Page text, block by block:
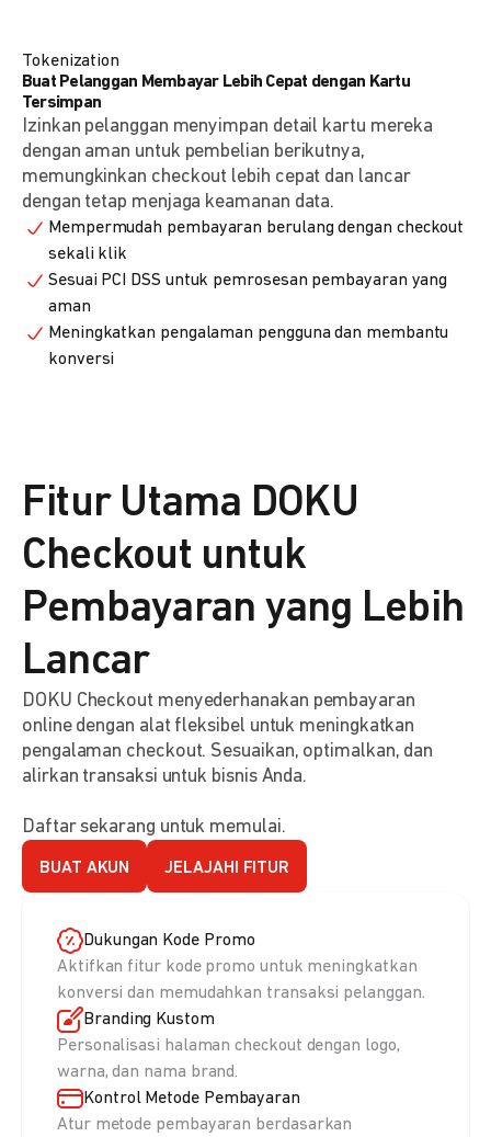
Tokenization
Buat Pelanggan Membayar Lebih Cepat dengan Kartu
Tersimpan
Izinkan pelanggan menyimpan detail kartu mereka
dengan aman untuk pembelian berikutnya,
memungkinkan checkout lebih cepat dan lancar
dengan tetap menjaga keamanan data.
Mempermudah pembayaran berulang dengan checkout
sekali klik
Sesuai PCI DSS untuk pemrosesan pembayaran yang
aman
Meningkatkan pengalaman pengguna dan membantu
konversi
Fitur Utama DOKU
Checkout untuk
Pembayaran yang Lebih
Lancar
DOKU Checkout menyederhanakan pembayaran
online dengan alat fleksibel untuk meningkatkan
pengalaman checkout. Sesuaikan, optimalkan, dan
alirkan transaksi untuk bisnis Anda.
Daftar sekarang untuk memulai.
BUAT AKUN JELAJAHI FITUR
Dukungan Kode Promo
Aktifkan fitur kode promo untuk meningkatkan
konversi dan memudahkan transaksi pelanggan.
Branding Kustom
Personalisasi halaman checkout dengan logo,
warna, dan nama brand.
Kontrol Metode Pembayaran
Atur metode pembayaran berdasarkan